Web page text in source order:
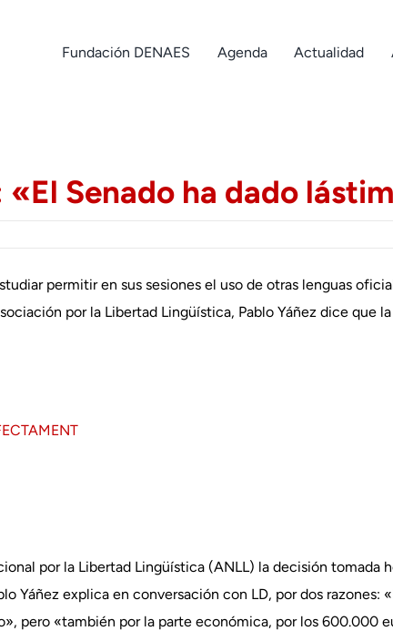
Fundación DENAES Agenda Actualidad
«El Senado ha dado
permitir en sus sesiones el uso de otras lenguas
por la Libertad Lingüística, Pablo Yáñez dice que
por la Libertad Lingüística (ANLL) la decisión tomada
Yáñez explica en conversación con LD, por dos razones:
pero «también por la parte económica, por los 600.000